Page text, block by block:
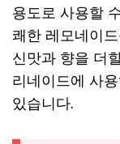
용도로 사용할
쾌한 레모네이
신맛과 향을 더
리네이드에 사
있습니다.